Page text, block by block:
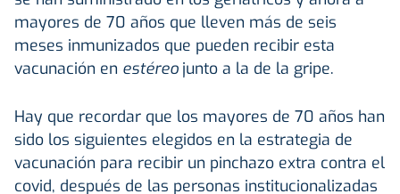
mayores de 70 años que lleven más de seis
meses inmunizados que pueden recibir esta
vacunación en estéreo junto a la de la gripe.
Hay que recordar que los mayores de 70 años han
sido los siguientes elegidos en la estrategia de
vacunación para recibir un pinchazo extra contra el
covid, después de las personas institucionalizadas